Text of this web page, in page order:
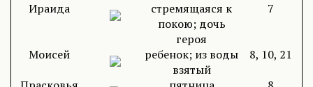
Ираида
стремящаяся к
покою; дочь
героя
7
Моисей
ребенок; из воды
взятый
8, 10, 21